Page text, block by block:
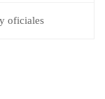
oficiales